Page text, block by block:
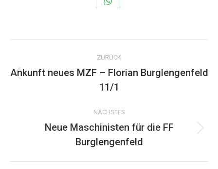
Share
WhatsApp
Kommentarnavigation
ZURÜCK
Beitrag:
Ankunft neues MZF – Florian Burglengenfeld
11/1
NÄCHSTES
Beitrag:
Neue Maschinisten für die FF
Burglengenfeld